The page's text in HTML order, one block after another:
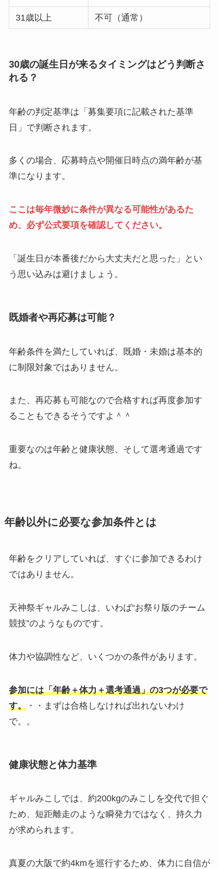
31歳以上 不可（通常）
30歳の誕生日が来るタイミングはどう判断さ
れる？
年齢の判定基準は「募集要項に記載された基準
日」で判断されます。
多くの場合、応募時点や開催日時点の満年齢が基
準になります。
ここは毎年微妙に条件が異なる可能性があるた
め、必ず公式要項を確認してください。
「誕生日が本番後だから大丈夫だと思った」とい
う思い込みは避けましょう。
既婚者や再応募は可能？
年齢条件を満たしていれば、既婚・未婚は基本的
に制限対象ではありません。
また、再応募も可能なので合格すれば再度参加す
ることもできるそうですよ＾＾
重要なのは年齢と健康状態、そして選考通過です
ね。
年齢以外に必要な参加条件とは
年齢をクリアしていれば、すぐに参加できるわけ
ではありません。
天神祭ギャルみこしは、いわば“お祭り版のチーム
競技”のようなものです。
体力や協調性など、いくつかの条件があります。
参加には「年齢＋体力＋選考通過」の3つが必要で
す。・・まずは合格しなければ出れないわけ
で。。
健康状態と体力基準
ギャルみこしでは、約200kgのみこしを交代で担ぐ
ため、短距離走のような瞬発力ではなく、持久力
が求められます。
真夏の大阪で約4kmを巡行するため、体力に自信が